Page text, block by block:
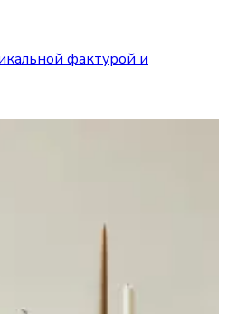
фактурой и